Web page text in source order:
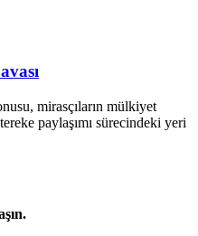
mirasçıların mülkiyet
paylaşımı sürecindeki yeri